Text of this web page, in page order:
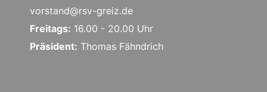
vorstand@rsv-greiz.de
Freitags: 16.00 - 20.00 Uhr
Präsident: Thomas Fähndrich